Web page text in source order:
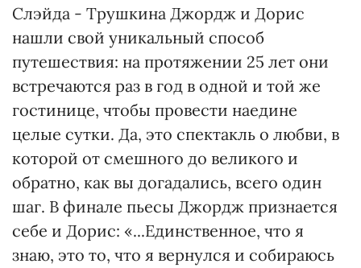
Слэйда - Трушкина Джордж и Дорис
нашли свой уникальный способ
путешествия: на протяжении 25 лет они
встречаются раз в год в одной и той же
гостинице, чтобы провести наедине
целые сутки. Да, это спектакль о любви, в
которой от смешного до великого и
обратно, как вы догадались, всего один
шаг. В финале пьесы Джордж признается
себе и Дорис: «...Единственное, что я
знаю, это то, что я вернулся и собираюсь